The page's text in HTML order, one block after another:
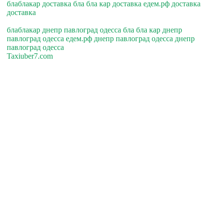
блаблакар доставка бла бла кар доставка едем.рф доставка
доставка
блаблакар днепр павлоград одесса бла бла кар днепр
павлоград одесса едем.рф днепр павлоград одесса днепр
павлоград одесса
Taxiuber7.com